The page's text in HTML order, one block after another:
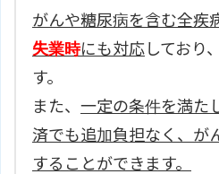
がんや糖尿病を含む全疾
失業時にも対応しており
す。
また、 一定の条件を満た
済でも追加負担なく、が
することができます。